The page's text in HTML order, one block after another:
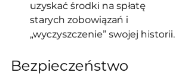
uzyskać środki na spłatę
starych zobowiązań i
„wyczyszczenie” swojej historii.
Bezpieczeństwo